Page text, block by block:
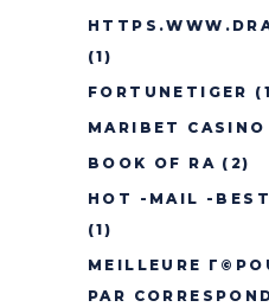
(1)
FORTUNETIGER
MARIBET CASINO
BOOK OF RA (2)
HOT -MAIL -
(1)
MEILLEURE
PAR